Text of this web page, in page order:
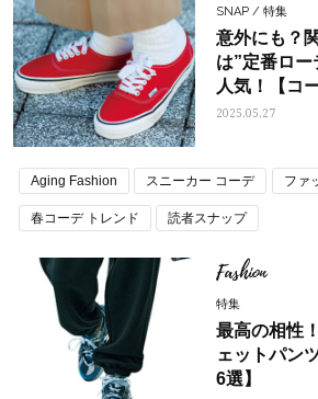
SNAP / 特集
意外にも？
は”定番ロ
人気！【コ
2025.05.27
Aging Fashion スニーカー コーデ ファ
春コーデ トレンド 読者スナップ
Fashion
特集
最高の相性
ェットパン
6選】